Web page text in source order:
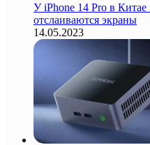
У iPhone 14 Pro в Китае
отслаиваются экраны
14.05.2023